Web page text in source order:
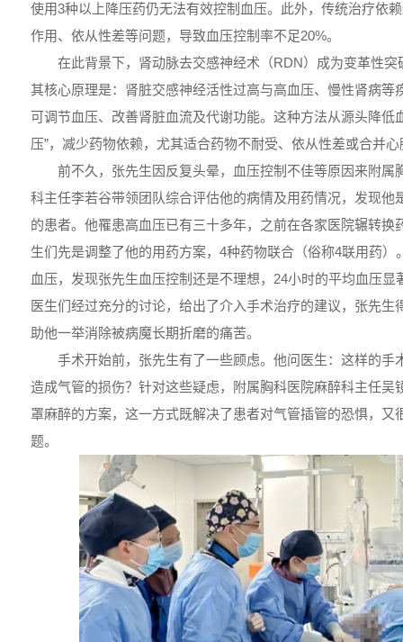
使用3种以上降压药仍无法有效控制血压。此外，传统治疗依
作用、依从性差等问题，导致血压控制率不足20%。
在此背景下，肾动脉去交感神经术（RDN）成为变革性
其核心原理是：肾脏交感神经活性过高与高血压、慢性肾病等
可调节血压、改善肾脏血流及代谢功能。这种方法从源头降低
压”，减少药物依赖，尤其适合药物不耐受、依从性差或合并
前不久，张先生因反复头晕，血压控制不佳等原因来附属
科主任李若谷带领团队综合评估他的病情及用药情况，发现他
的患者。他罹患高血压已有三十多年，之前在各家医院辗转换
生们先是调整了他的用药方案，4种药物联合（俗称4联用药）
血压，发现张先生血压控制还是不理想，24小时的平均血压
医生们经过充分的讨论，给出了介入手术治疗的建议，张先生
助他一举消除被病魔长期折磨的痛苦。
手术开始前，张先生有了一些顾虑。他问医生：这样的手
造成气管的损伤？针对这些疑虑，附属胸科医院麻醉科主任吴
罩麻醉的方案，这一方式既解决了患者对气管插管的恐惧，又
题。